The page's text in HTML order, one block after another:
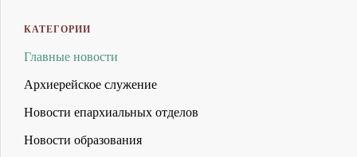
КАТЕГОРИИ
Главные новости
Архиерейское служение
Новости епархиальных отделов
Новости образования